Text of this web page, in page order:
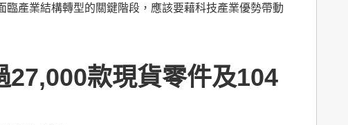
臨產業結構轉型的關鍵階段，應該要藉科技產業優勢帶動
款現貨零件及104